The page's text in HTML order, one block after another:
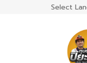
Select